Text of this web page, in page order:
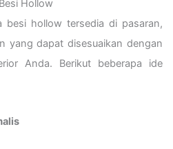
Hollow
besi hollow tersedia di pasaran,
yang dapat disesuaikan dengan
Anda. Berikut beberapa ide